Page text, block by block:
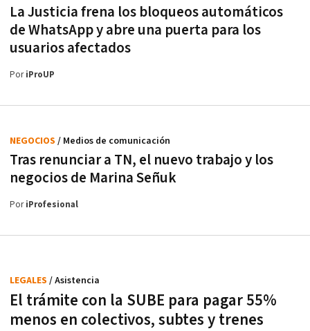
La Justicia frena los bloqueos automáticos
de WhatsApp y abre una puerta para los
usuarios afectados
PoriProUP
Tras renunciar a TN, el nuevo trabajo y los
negocios de Marina Señuk
NEGOCIOS / Medios de comunicación
PoriProfesional
El trámite con la SUBE para pagar 55%
menos en colectivos, subtes y trenes
LEGALES / Asistencia